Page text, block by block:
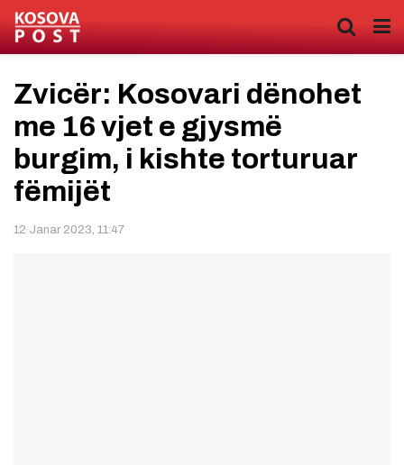
Zvicër: Kosovari dënohet
me 16 vjet e gjysmë
burgim, i kishte torturuar
fëmijët
12 Janar 2023, 11:47